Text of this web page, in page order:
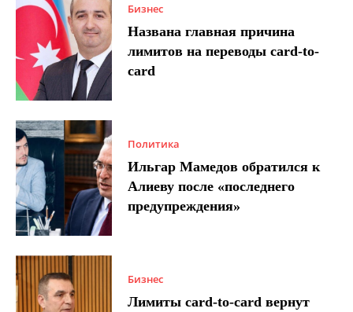
Бизнес
Названа главная причина
лимитов на переводы card-to-
card
Политика
Ильгар Мамедов обратился к
Алиеву после «последнего
предупреждения»
Бизнес
Лимиты card-to-card вернут